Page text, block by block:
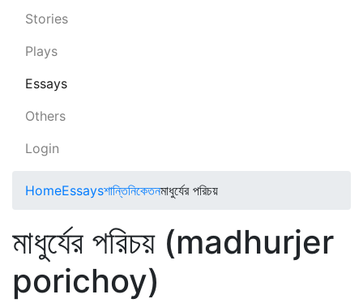
Stories
Plays
Essays
Others
Login
HomeEssaysশান্তিনিকেতনমাধুর্যের পরিচয়
মাধুর্যের পরিচয় (madhurjer
porichoy)